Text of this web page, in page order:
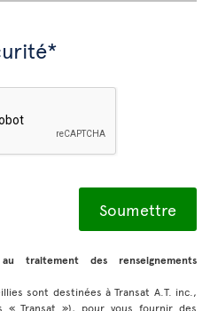
traitement des renseignements
sont destinées à Transat A.T. inc.,
« Transat »), pour vous fournir des